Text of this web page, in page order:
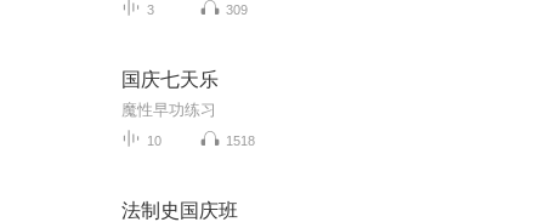
3 309
国庆七天乐
魔性早功练习
10 1518
法制史国庆班